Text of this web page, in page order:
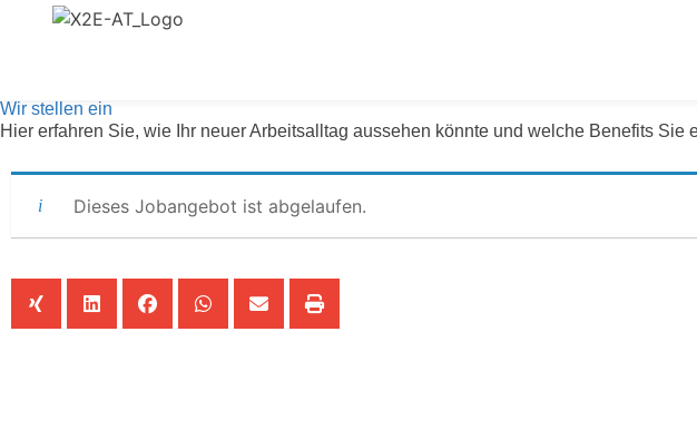
Wir stellen ein
Hier erfahren Sie, wie Ihr neuer Arbeitsalltag aussehen könnte und welche Benefits
Dieses Jobangebot ist abgelaufen.